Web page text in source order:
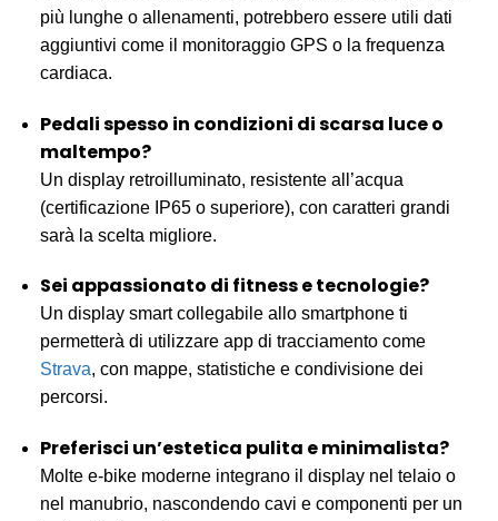
più lunghe o allenamenti, potrebbero essere utili dati
aggiuntivi come il monitoraggio GPS o la frequenza
cardiaca.
Pedali spesso in condizioni di scarsa luce o
maltempo?
Un display retroilluminato, resistente all’acqua
(certificazione IP65 o superiore), con caratteri grandi
sarà la scelta migliore.
Sei appassionato di fitness e tecnologie?
Un display smart collegabile allo smartphone ti
permetterà di utilizzare app di tracciamento come
Strava, con mappe, statistiche e condivisione dei
percorsi.
Preferisci un’estetica pulita e minimalista?
Molte e-bike moderne integrano il display nel telaio o
nel manubrio, nascondendo cavi e componenti per un